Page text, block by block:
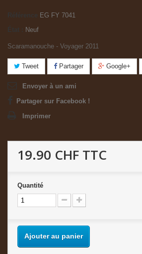
Référence
EG FY 7041
Neuf
Scaramanouche - Voyager 2011
Tweet Partager Google+
Envoyer à un ami
Partager sur Facebook !
Imprimer
19.90 CHF TTC
Quantité
Ajouter au panier